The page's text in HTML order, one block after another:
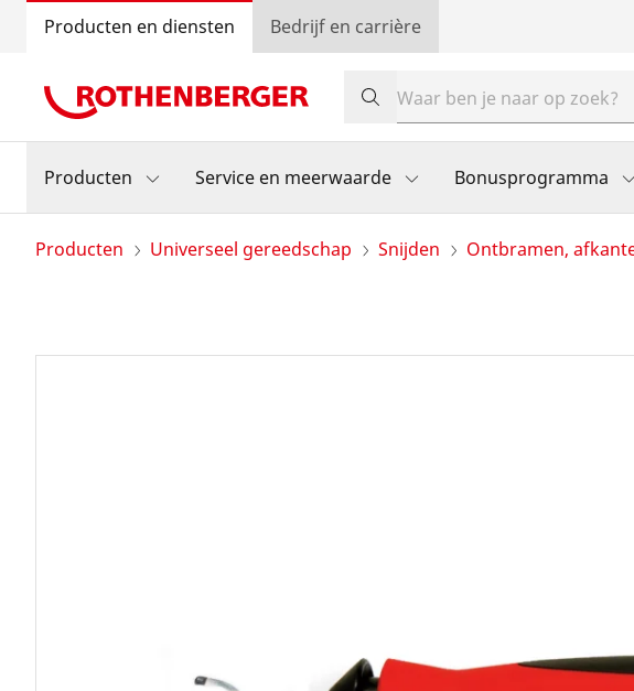
Producten en diensten Bedrijf en carrière
Producten Service en meerwaarde Bonusprogramma
Producten Universeel gereedschap Snijden Ontbramen,